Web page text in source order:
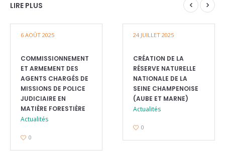
LIRE PLUS
6 AOÛT 2025
COMMISSIONNEMENT
ET ARMEMENT DES
AGENTS CHARGÉS DE
MISSIONS DE POLICE
JUDICIAIRE EN
MATIÈRE FORESTIÈRE
Actualités
0
24 JUILLET 2025
CRÉATION DE LA
RÉSERVE NATURELLE
NATIONALE DE LA
SEINE CHAMPENOISE
(AUBE ET MARNE)
Actualités
0